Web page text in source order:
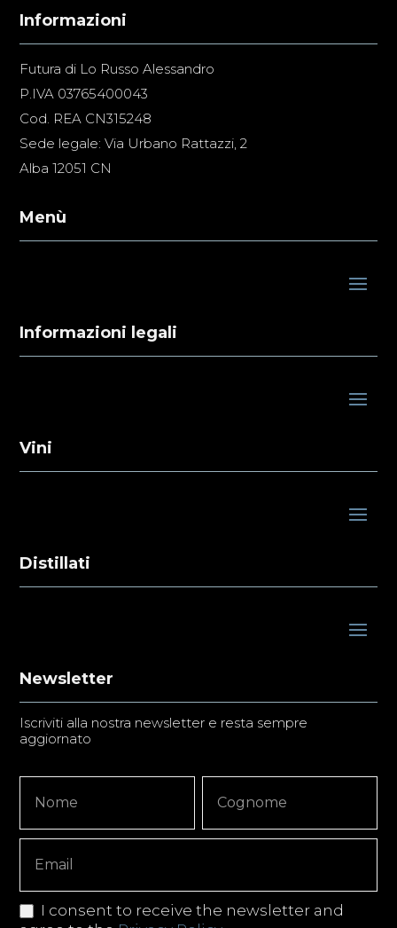
Informazioni
Futura di Lo Russo Alessandro
P.IVA 03765400043
Cod. REA CN315248
Sede legale: Via Urbano Rattazzi, 2
Alba 12051 CN
Menù
Informazioni legali
Vini
Distillati
Newsletter
Iscriviti alla nostra newsletter e resta sempre
aggiornato
Signup
Copy
I consent to receive the newsletter and